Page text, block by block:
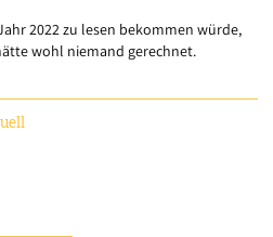
2022 zu lesen bekommen würde,
wohl niemand gerechnet.